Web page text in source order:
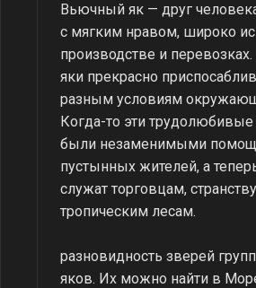
Вьючный як — друг
с мягким нравом, широко
производстве и
яки прекрасно
разным условиям
Когда-то эти
были незаменимыми
пустынных жителей, а
служат торговцам,
тропическим лесам.
разновидность зверей
яков. Их можно найти в